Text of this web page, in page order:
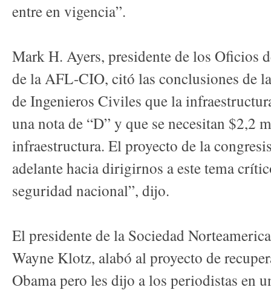
entre en vigencia”.
Mark H. Ayers, presidente de los Oficios
de la AFL-CIO, citó las conclusiones de
de Ingenieros Civiles que la
una nota de “D” y que se necesitan $2,2
infraestructura. El proyecto de la
adelante hacia dirigirnos a este tema
seguridad nacional”, dijo.
El presidente de la Sociedad
Wayne Klotz, alabó al proyecto de
Obama pero les dijo a los periodistas en